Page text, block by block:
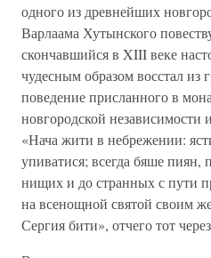
одного из древнейших
Варлаама Хутынского
скончавшийся в XIII веке
чудесным образом восстал из
поведение присланного в
новгородской независимости
«Нача жити в небрежении:
упиватися; всегда бяше пиян,
нищих и до странных с пути
на всенощной святой своим
Сергия бити», отчего тот